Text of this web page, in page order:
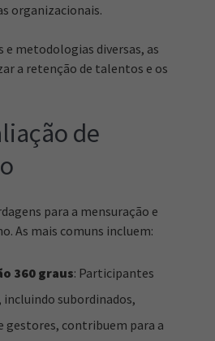
organizacionais.
metodologias diversas, as
a retenção de talentos e os
de
para a mensuração e
As mais comuns incluem:
360 graus: Participantes
incluindo subordinados,
gestores, contribuem para a